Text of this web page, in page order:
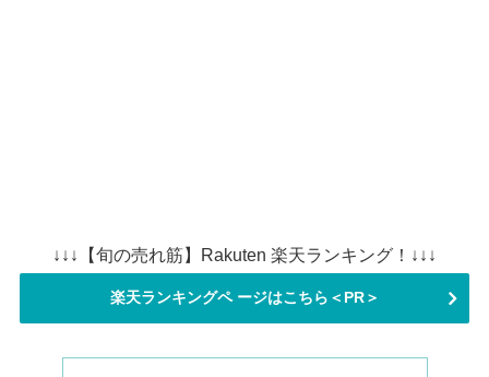
↓↓↓【旬の売れ筋】Rakuten 楽天ランキング！↓↓↓
楽天ランキングペ ージはこちら＜PR＞